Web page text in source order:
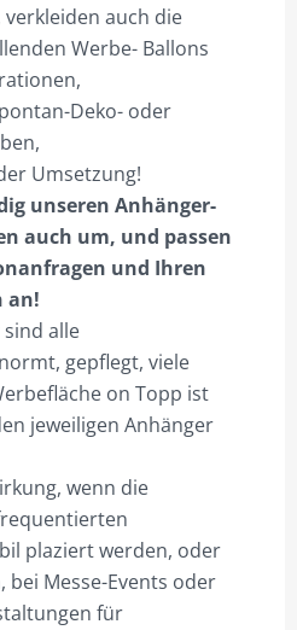
auch die
Werbe- Ballons
Deko- oder
Umsetzung!
unseren Anhänger-
auch um, und passen
und Ihren
an!
alle
gepflegt, viele
on Topp ist
jeweiligen Anhänger
wenn die
plaziert werden, oder
Messe-Events oder
für